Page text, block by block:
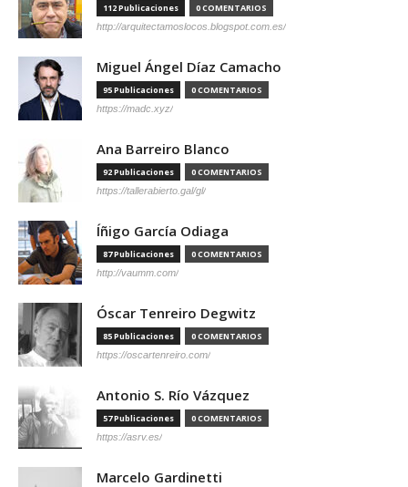
112 Publicaciones 0 COMENTARIOS
http://arquitectamoslocos.blogspot.com.es/
Miguel Ángel Díaz Camacho
95 Publicaciones 0 COMENTARIOS
https://madc.xyz/
Ana Barreiro Blanco
92 Publicaciones 0 COMENTARIOS
https://tallerabierto.gal/gl/
Íñigo García Odiaga
87 Publicaciones 0 COMENTARIOS
http://vaumm.com/
Óscar Tenreiro Degwitz
85 Publicaciones 0 COMENTARIOS
https://oscartenreiro.com/
Antonio S. Río Vázquez
57 Publicaciones 0 COMENTARIOS
https://asrv.es/
Marcelo Gardinetti